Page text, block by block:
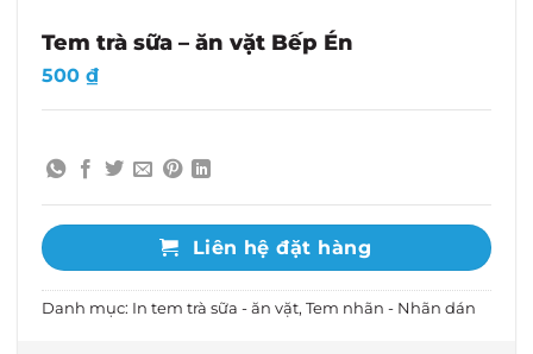
Tem trà sữa – ăn vặt Bếp Én
500 ₫
Liên hệ đặt hàng
Danh mục: In tem trà sữa - ăn vặt, Tem nhãn - Nhãn dán